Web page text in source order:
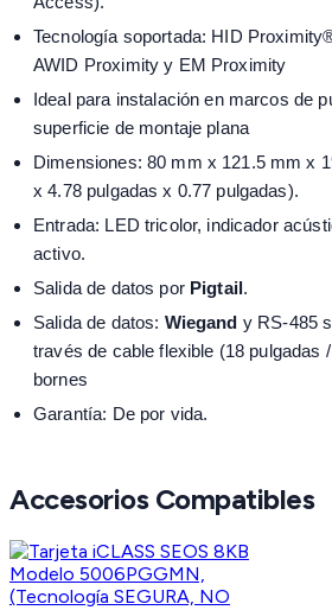
Tecnología soportada: HID
AWID Proximity y EM Proximity
Ideal para instalación en marcos de
superficie de montaje plana
Dimensiones: 80 mm x 121.5 mm x
x 4.78 pulgadas x 0.77 pulgadas).
Entrada: LED tricolor, indicador
activo.
Salida de datos por Pigtail.
Salida de datos: Wiegand y RS-485
través de cable flexible (18 pulgadas
bornes
Garantía: De por vida.
Accesorios Compatibles